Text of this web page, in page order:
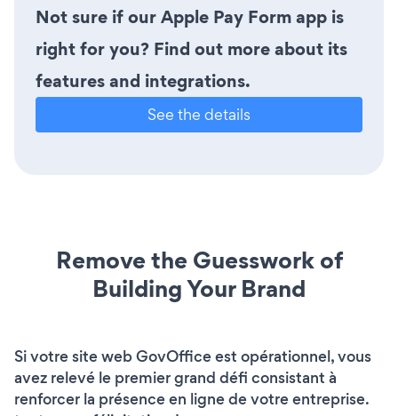
Not sure if our Apple Pay Form app is
right for you? Find out more about its
features and integrations.
See the details
Remove the Guesswork of
Building Your Brand
Si votre site web GovOffice est opérationnel, vous
avez relevé le premier grand défi consistant à
renforcer la présence en ligne de votre entreprise.